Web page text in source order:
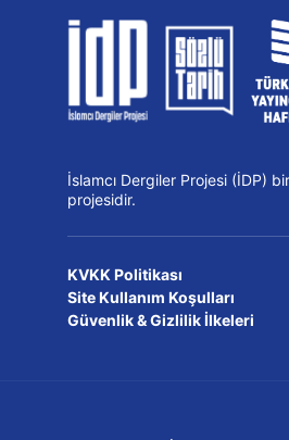
İslamcı Dergiler Projesi (İDP)
projesidir.
KVKK Politikası
Site Kullanım Koşulları
Güvenlik & Gizlilik İlkeleri